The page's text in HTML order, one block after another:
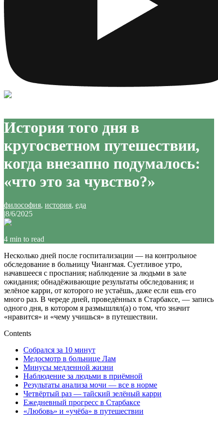
История того дня в
кругосветном путешествии,
когда внезапно подумалось:
«что это за чувство?»
философия, история, еда
|8/6/2025
4 min to read
Несколько дней после госпитализации — на контрольное
обследование в больницу Чиангмая. Суетливое утро,
начавшееся с проспания; наблюдение за людьми в зале
ожидания; обнадёживающие результаты обследования; и
зелёное карри, от которого не устаёшь, даже если ешь его
много раз. В череде дней, проведённых в Старбаксе, — запись
одного дня, в котором я размышлял(а) о том, что значит
«нравится» и «чему учишься» в путешествии.
Contents
Собрался за 10 минут
Медосмотр в больнице Лам
Минусы медленной жизни
Наблюдение за людьми в приёмной
Результаты анализа мочи — все в норме
Четвёртый раз — тайский зелёный карри
Ежедневный прогресс в Старбаксе
«Любовь» и «учёба» в путешествии